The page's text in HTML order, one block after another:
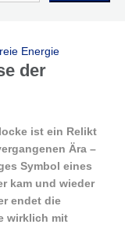
Energie
der
ist ein Relikt
Ära –
Symbol eines
kam und wieder
endet die
wirklich mit